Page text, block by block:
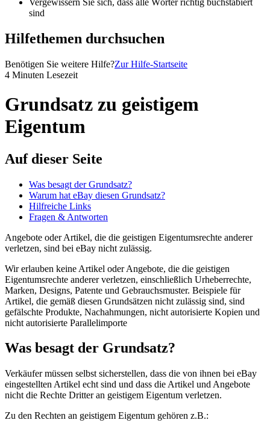
Vergewissern Sie sich, dass alle Wörter richtig buchstabiert
sind
Hilfethemen durchsuchen
Benötigen Sie weitere Hilfe?Zur Hilfe-Startseite
4 Minuten Lesezeit
Grundsatz zu geistigem
Eigentum
Auf dieser Seite
Was besagt der Grundsatz?
Warum hat eBay diesen Grundsatz?
Hilfreiche Links
Fragen & Antworten
Angebote oder Artikel, die die geistigen Eigentumsrechte anderer
verletzen, sind bei eBay nicht zulässig.
Wir erlauben keine Artikel oder Angebote, die die geistigen
Eigentumsrechte anderer verletzen, einschließlich Urheberrechte,
Marken, Designs, Patente und Gebrauchsmuster. Beispiele für
Artikel, die gemäß diesen Grundsätzen nicht zulässig sind, sind
gefälschte Produkte, Nachahmungen, nicht autorisierte Kopien und
nicht autorisierte Parallelimporte
Was besagt der Grundsatz?
Verkäufer müssen selbst sicherstellen, dass die von ihnen bei eBay
eingestellten Artikel echt sind und dass die Artikel und Angebote
nicht die Rechte Dritter an geistigem Eigentum verletzen.
Zu den Rechten an geistigem Eigentum gehören z.B.: